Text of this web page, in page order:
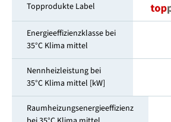
Topprodukte Label
Energieeffizienzklasse bei
35°C Klima mittel
Nennheizleistung bei
35°C Klima mittel [kW]
Raumheizungsenergieeffizienz